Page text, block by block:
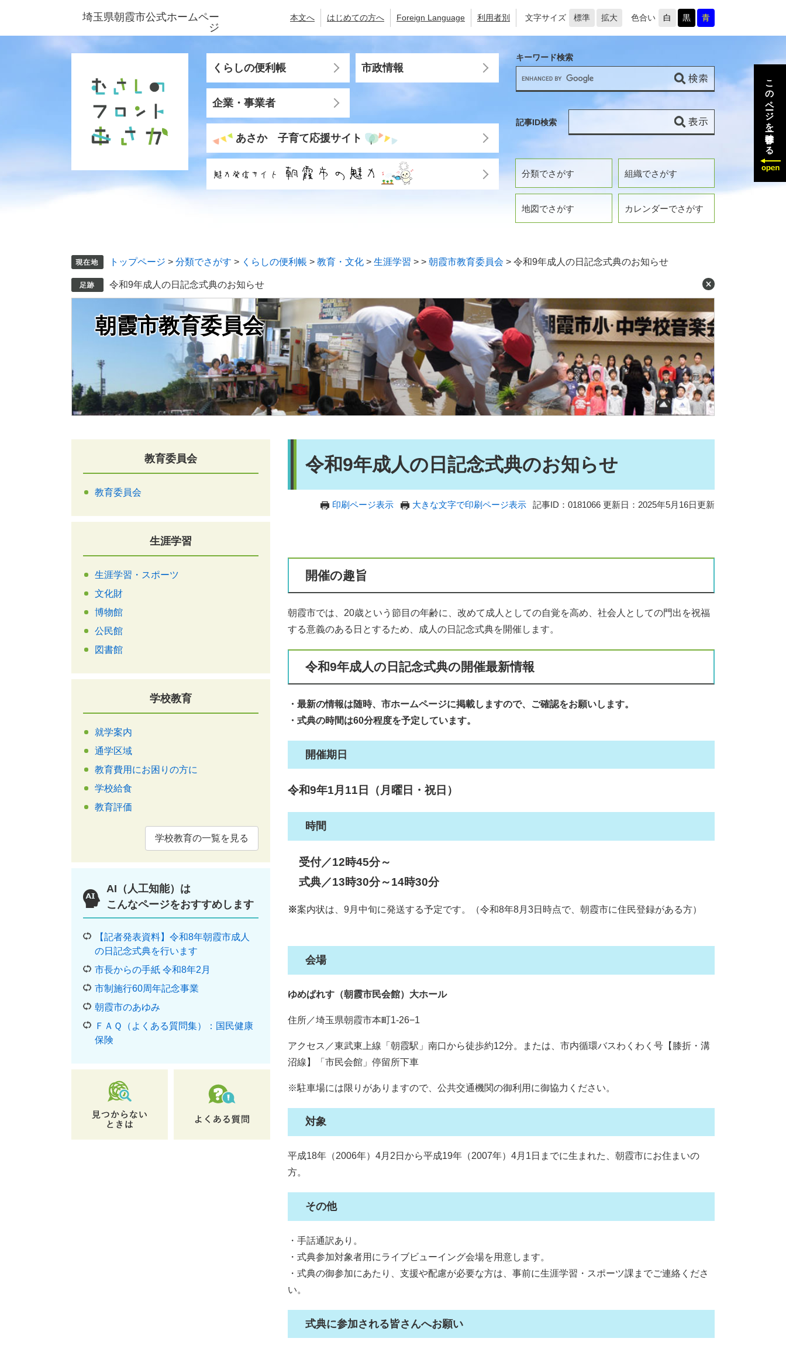
ジ
ュ
埼玉県朝霞市公式ホームペー
ジ
本文へ はじめての方へ Foreign Language 利用者別 文字サイズ 標準 拡大 色合い 白 黒 青
くらしの便利帳 市政情報
企業・事業者
あさか 子育て応援サイト
分類でさがす 組織でさがす
地図でさがす カレンダーでさがす
キーワード検索
記事ID検索
トップページ > 分類でさがす > くらしの便利帳 > 教育・文化 > 生涯学習 > > 朝霞市教育委員会 > 令和9年成人の日記念式典のお知らせ
令和9年成人の日記念式典のお知らせ
朝霞市教育委員会
教育委員会
教育委員会
生涯学習
生涯学習・スポーツ
文化財
博物館
公民館
図書館
学校教育
就学案内
通学区域
教育費用にお困りの方に
学校給食
教育評価
学校教育の一覧を見る
AI（人工知能）は
こんなページをおすすめします
【記者発表資料】令和8年朝霞市成人
の日記念式典を行います
市長からの手紙 令和8年2月
市制施行60周年記念事業
朝霞市のあゆみ
ＦＡＱ（よくある質問集）：国民健康
保険
令和9年成人の日記念式典のお知らせ
印刷ページ表示 大きな文字で印刷ページ表示 記事ID：0181066 更新日：2025年5月16日更新
開催の趣旨
朝霞市では、20歳という節目の年齢に、改めて成人としての自覚を高め、社会人としての門出を祝福
する意義のある日とするため、成人の日記念式典を開催します。
令和9年成人の日記念式典の開催最新情報
・最新の情報は随時、市ホームページに掲載しますので、ご確認をお願いします。
・式典の時間は60分程度を予定しています。​
開催期日
令和9年1月11日（月曜日・祝日）
時間
受付／12時45分～
式典／13時30分～14時30分
※案内状は、9月中旬に発送する予定です。（令和8年8月3日時点で、朝霞市に住民登録がある方）
会場
ゆめぱれす（朝霞市民会館）大ホール
住所／埼玉県朝霞市本町1-26−1
アクセス／東武東上線「朝霞駅」南口から徒歩約12分。または、市内循環バスわくわく号【膝折・溝
沼線】「市民会館」停留所下車
※駐車場には限りがありますので、公共交通機関の御利用に御協力ください。
対象
平成18年（2006年）4月2日から平成19年（2007年）4月1日までに生まれた、朝霞市にお住まいの
方。
その他
・手話通訳あり。
・式典参加対象者用にライブビューイング会場を用意します。
・式典の御参加にあたり、支援や配慮が必要な方は、事前に生涯学習・スポーツ課までご連絡くださ
い。
式典に参加される皆さんへお願い
このページを一時保存する